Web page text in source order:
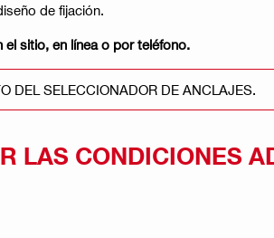
de fijación.
sitio, en línea o por teléfono​​.
DEL SELECCIONADOR DE ANCLAJES.
LAS CONDICIONES